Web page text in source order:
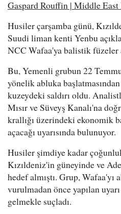
Gaspard Rouffin | Middle
Husiler çarşamba günü,
Suudi liman kenti Yenbu
NCC Wafaa'ya balistik füzeler
Bu, Yemenli grubun 22
yönelik abluka
kuzeydeki saldırı oldu.
Mısır ve Süveyş Kanalı'na
krallığı üzerindeki ekonomik
açacağı uyarısında bulunuyor.
Husiler şimdiye kadar
Kızıldeniz'in güneyinde ve
hedef almıştı. Grup, Wafaa'yı
vurulmadan önce yapılan
gelmekle suçladı.